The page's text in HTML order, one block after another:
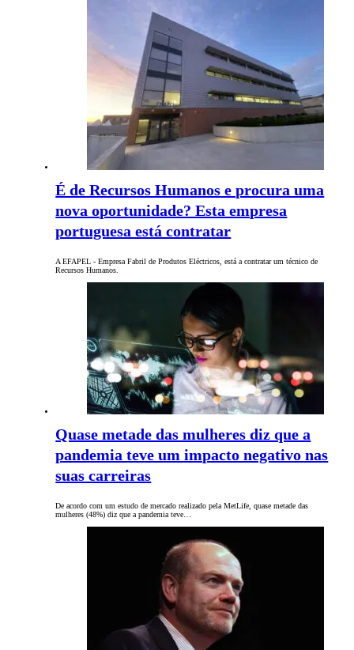
É de Recursos Humanos e procura uma
nova oportunidade? Esta empresa
portuguesa está contratar
A EFAPEL - Empresa Fabril de Produtos Eléctricos, está a contratar um técnico de
Recursos Humanos.
Quase metade das mulheres diz que a
pandemia teve um impacto negativo nas
suas carreiras
De acordo com um estudo de mercado realizado pela MetLife, quase metade das
mulheres (48%) diz que a pandemia teve…